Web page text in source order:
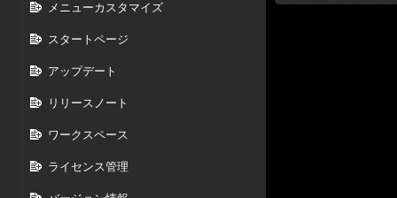
メニューカスタマイズ
スタートページ
アップデート
リリースノート
ワークスペース
ライセンス管理